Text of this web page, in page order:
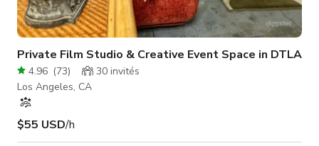
Private Film Studio & Creative Event Space in DTLA
4.96 (73) 30 invités
Los Angeles, CA
$55 USD/h